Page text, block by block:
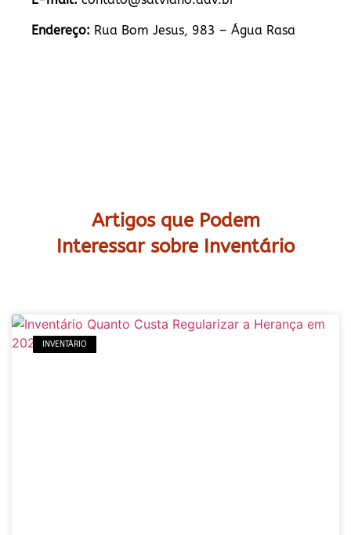
Endereço: Rua Bom Jesus, 983 – Água Rasa
Artigos que Podem
Interessar sobre Inventário
INVENTÁRIO